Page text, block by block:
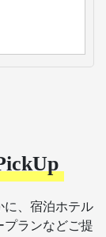
に、宿泊ホテル
プランなどご提